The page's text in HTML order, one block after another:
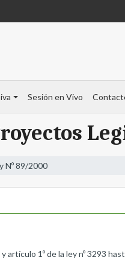
Sesión en Vivo
Nº 89/2000
artículo 1º de la ley nº 3293